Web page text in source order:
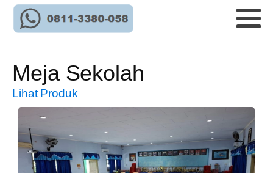
Meja Sekolah
Lihat Produk